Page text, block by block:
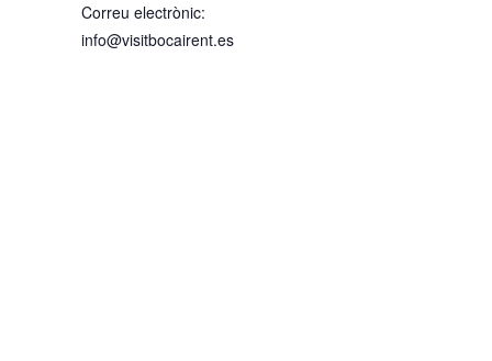
Correu electrònic:
info@visitbocairent.es